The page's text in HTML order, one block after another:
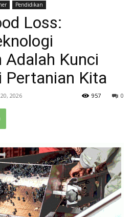
Pendidikan
Loss:
Adalah Kunci
Pertanian Kita
2026 0
957